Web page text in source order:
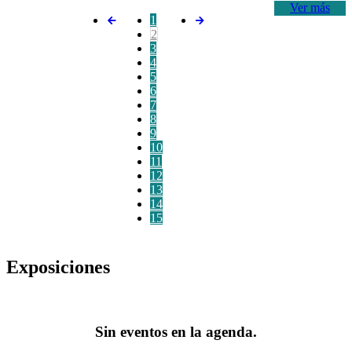
Ver más
1
2
3
4
5
6
7
8
9
10
11
12
13
14
15
Exposiciones
Sin eventos en la agenda.